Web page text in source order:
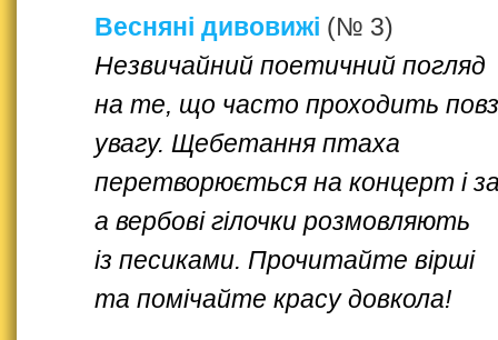
Весняні дивовижі (№ 3)
Незвичайний поетичний погляд
на те, що часто проходить
увагу. Щебетання птаха
перетворюється на концерт і
а вербові гілочки розмовляють
із песиками. Прочитайте вірші
та помічайте красу довкола!